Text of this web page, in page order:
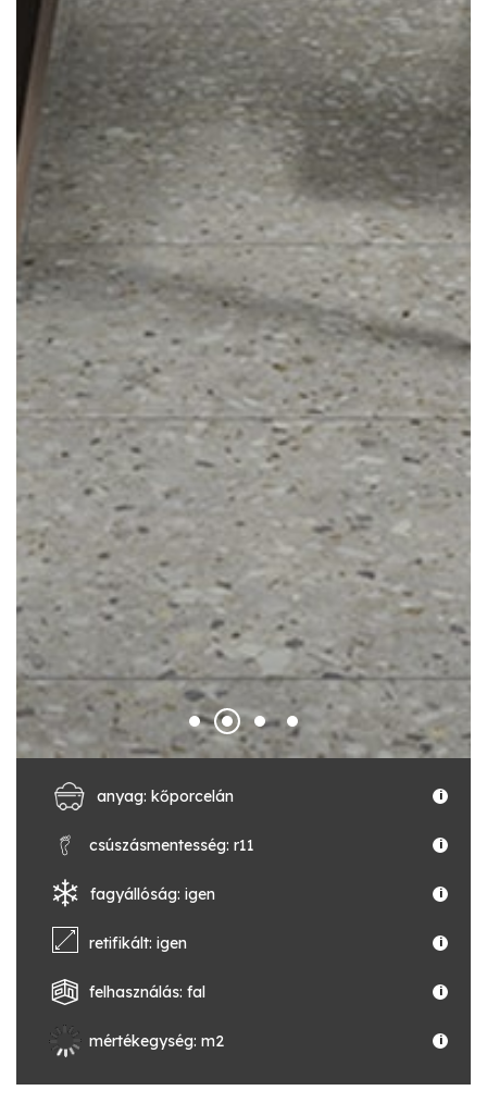
anyag: kőporcelán i
csúszásmentesség: r11 i
fagyállóság: igen i
retifikált: igen i
felhasználás: fal i
mértékegység: m2 i